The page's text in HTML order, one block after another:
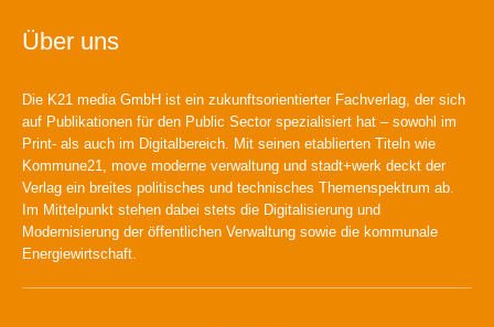
Über uns
Die K21 media GmbH ist ein zukunftsorientierter Fachverlag, der sich
auf Publikationen für den Public Sector spezialisiert hat – sowohl im
Print- als auch im Digitalbereich. Mit seinen etablierten Titeln wie
Kommune21, move moderne verwaltung und stadt+werk deckt der
Verlag ein breites politisches und technisches Themenspektrum ab.
Im Mittelpunkt stehen dabei stets die Digitalisierung und
Modernisierung der öffentlichen Verwaltung sowie die kommunale
Energiewirtschaft.